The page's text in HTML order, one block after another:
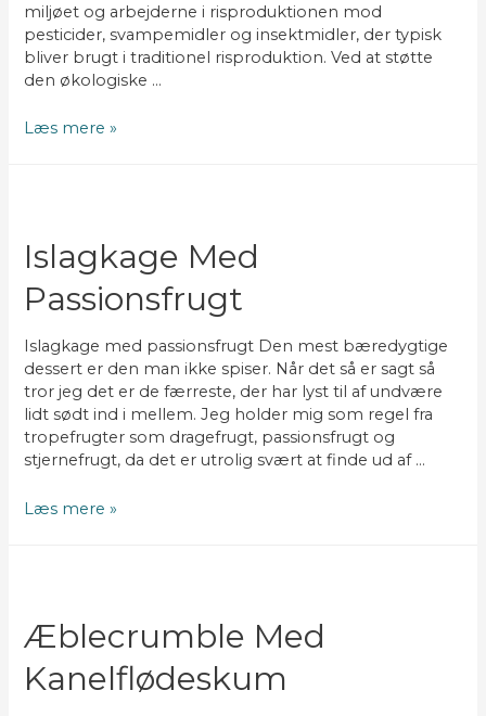
miljøet og arbejderne i risproduktionen mod
pesticider, svampemidler og insektmidler, der typisk
bliver brugt i traditionel risproduktion. Ved at støtte
den økologiske …
Risalamande
Læs mere »
Islagkage Med
Passionsfrugt
Islagkage med passionsfrugt Den mest bæredygtige
dessert er den man ikke spiser. Når det så er sagt så
tror jeg det er de færreste, der har lyst til af undvære
lidt sødt ind i mellem. Jeg holder mig som regel fra
tropefrugter som dragefrugt, passionsfrugt og
stjernefrugt, da det er utrolig svært at finde ud af …
Islagkage
Læs mere »
Æblecrumble Med
Kanelflødeskum